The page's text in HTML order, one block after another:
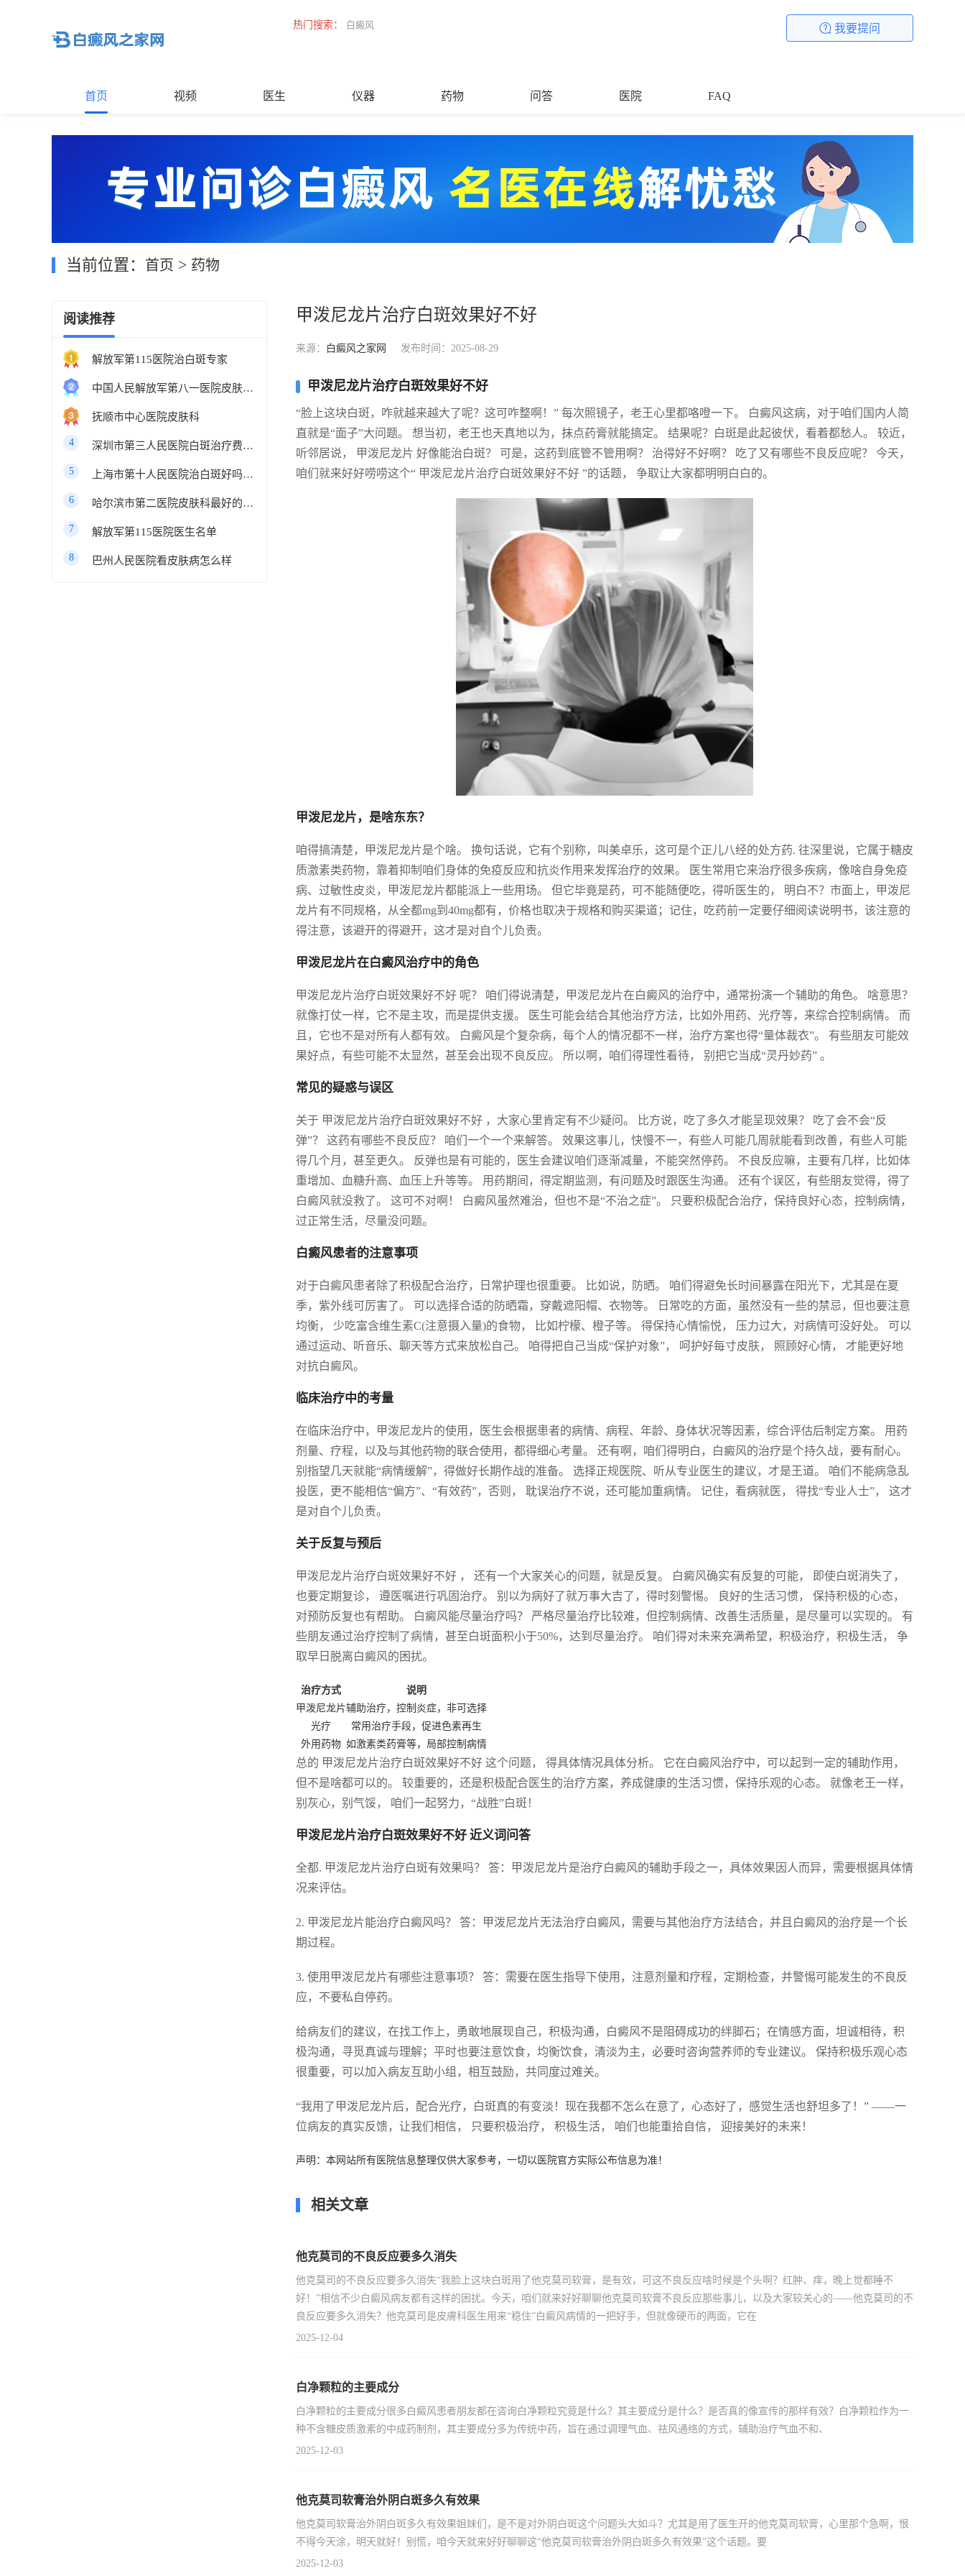
热门搜索： 白癜风 我要提问
首页 视频 医生 仪器 药物 问答 医院 FAQ
当前位置： 首页 > 药物
阅读推荐
解放军第115医院治白斑专家
中国人民解放军第八一医院皮肤科最好的医生
抚顺市中心医院皮肤科
4 深圳市第三人民医院白斑治疗费用多少
5 上海市第十人民医院治白斑好吗知乎
6 哈尔滨市第二医院皮肤科最好的医生
7 解放军第115医院医生名单
8 巴州人民医院看皮肤病怎么样
甲泼尼龙片治疗白斑效果好不好
来源： 白癜风之家网 发布时间：2025-08-29
甲泼尼龙片治疗白斑效果好不好
“脸上这块白斑，咋就越来越大了呢？这可咋整啊！” 每次照镜子，老王心里都咯噔一下。 白癜风这病，对于咱们国内人简
直就是“面子”大问题。 想当初，老王也天真地以为，抹点药膏就能搞定。 结果呢？白斑是此起彼伏，看着都愁人。 较近，
听邻居说， 甲泼尼龙片 好像能治白斑？ 可是，这药到底管不管用啊？ 治得好不好啊？ 吃了又有哪些不良反应呢？ 今天，
咱们就来好好唠唠这个“ 甲泼尼龙片治疗白斑效果好不好 ”的话题， 争取让大家都明明白白的。
甲泼尼龙片，是啥东东？
咱得搞清楚，甲泼尼龙片是个啥。 换句话说，它有个别称，叫美卓乐，这可是个正儿八经的处方药. 往深里说，它属于糖皮
质激素类药物，靠着抑制咱们身体的免疫反应和抗炎作用来发挥治疗的效果。 医生常用它来治疗很多疾病，像啥自身免疫
病、过敏性皮炎，甲泼尼龙片都能派上一些用场。 但它毕竟是药，可不能随便吃，得听医生的， 明白不？市面上，甲泼尼
龙片有不同规格，从全都mg到40mg都有，价格也取决于规格和购买渠道；记住，吃药前一定要仔细阅读说明书，该注意的
得注意，该避开的得避开，这才是对自个儿负责。
甲泼尼龙片在白癜风治疗中的角色
甲泼尼龙片治疗白斑效果好不好 呢？ 咱们得说清楚，甲泼尼龙片在白癜风的治疗中，通常扮演一个辅助的角色。 啥意思？
就像打仗一样，它不是主攻，而是提供支援。 医生可能会结合其他治疗方法，比如外用药、光疗等，来综合控制病情。 而
且，它也不是对所有人都有效。 白癜风是个复杂病，每个人的情况都不一样，治疗方案也得“量体裁衣”。 有些朋友可能效
果好点，有些可能不太显然，甚至会出现不良反应。 所以啊，咱们得理性看待， 别把它当成“灵丹妙药” 。
常见的疑惑与误区
关于 甲泼尼龙片治疗白斑效果好不好 ，大家心里肯定有不少疑问。 比方说，吃了多久才能呈现效果？ 吃了会不会“反
弹”？ 这药有哪些不良反应？ 咱们一个一个来解答。 效果这事儿，快慢不一，有些人可能几周就能看到改善，有些人可能
得几个月，甚至更久。 反弹也是有可能的，医生会建议咱们逐渐减量，不能突然停药。 不良反应嘛，主要有几样，比如体
重增加、血糖升高、血压上升等等。 用药期间，得定期监测，有问题及时跟医生沟通。 还有个误区，有些朋友觉得，得了
白癜风就没救了。 这可不对啊！ 白癜风虽然难治，但也不是“不治之症”。 只要积极配合治疗，保持良好心态，控制病情，
过正常生活，尽量没问题。
白癜风患者的注意事项
对于白癜风患者除了积极配合治疗，日常护理也很重要。 比如说，防晒。 咱们得避免长时间暴露在阳光下，尤其是在夏
季，紫外线可厉害了。 可以选择合适的防晒霜，穿戴遮阳帽、衣物等。 日常吃的方面，虽然没有一些的禁忌，但也要注意
均衡， 少吃富含维生素C(注意摄入量)的食物， 比如柠檬、橙子等。 得保持心情愉悦， 压力过大，对病情可没好处。 可以
通过运动、听音乐、聊天等方式来放松自己。 咱得把自己当成“保护对象”， 呵护好每寸皮肤， 照顾好心情， 才能更好地
对抗白癜风。
临床治疗中的考量
在临床治疗中，甲泼尼龙片的使用，医生会根据患者的病情、病程、年龄、身体状况等因素，综合评估后制定方案。 用药
剂量、疗程，以及与其他药物的联合使用，都得细心考量。 还有啊，咱们得明白，白癜风的治疗是个持久战，要有耐心。
别指望几天就能“病情缓解”，得做好长期作战的准备。 选择正规医院、听从专业医生的建议，才是王道。 咱们不能病急乱
投医，更不能相信“偏方”、“有效药”，否则， 耽误治疗不说，还可能加重病情。 记住，看病就医， 得找“专业人士”， 这才
是对自个儿负责。
关于反复与预后
甲泼尼龙片治疗白斑效果好不好 ， 还有一个大家关心的问题，就是反复。 白癜风确实有反复的可能， 即使白斑消失了，
也要定期复诊， 遵医嘱进行巩固治疗。 别以为病好了就万事大吉了，得时刻警惕。 良好的生活习惯， 保持积极的心态，
对预防反复也有帮助。 白癜风能尽量治疗吗？ 严格尽量治疗比较难，但控制病情、改善生活质量，是尽量可以实现的。 有
些朋友通过治疗控制了病情，甚至白斑面积小于50%，达到尽量治疗。 咱们得对未来充满希望，积极治疗，积极生活， 争
取早日脱离白癜风的困扰。
治疗方式
说明
甲泼尼龙片辅助治疗，控制炎症，非可选择
光疗
常用治疗手段，促进色素再生
外用药物 如激素类药膏等，局部控制病情
总的 甲泼尼龙片治疗白斑效果好不好 这个问题， 得具体情况具体分析。 它在白癜风治疗中，可以起到一定的辅助作用，
但不是啥都可以的。 较重要的，还是积极配合医生的治疗方案，养成健康的生活习惯，保持乐观的心态。 就像老王一样，
别灰心，别气馁， 咱们一起努力，“战胜”白斑！
甲泼尼龙片治疗白斑效果好不好 近义词问答
全都. 甲泼尼龙片治疗白斑有效果吗？ 答：甲泼尼龙片是治疗白癜风的辅助手段之一，具体效果因人而异，需要根据具体情
况来评估。
2. 甲泼尼龙片能治疗白癜风吗？ 答：甲泼尼龙片无法治疗白癜风，需要与其他治疗方法结合，并且白癜风的治疗是一个长
期过程。
3. 使用甲泼尼龙片有哪些注意事项？ 答：需要在医生指导下使用，注意剂量和疗程，定期检查，并警惕可能发生的不良反
应，不要私自停药。
给病友们的建议，在找工作上，勇敢地展现自己，积极沟通，白癜风不是阻碍成功的绊脚石；在情感方面，坦诚相待，积
极沟通，寻觅真诚与理解；平时也要注意饮食，均衡饮食，清淡为主，必要时咨询营养师的专业建议。 保持积极乐观心态
很重要，可以加入病友互助小组，相互鼓励，共同度过难关。
“我用了甲泼尼龙片后，配合光疗，白斑真的有变淡！现在我都不怎么在意了，心态好了，感觉生活也舒坦多了！” ——一
位病友的真实反馈，让我们相信， 只要积极治疗， 积极生活， 咱们也能重拾自信， 迎接美好的未来！
声明：本网站所有医院信息整理仅供大家参考，一切以医院官方实际公布信息为准！
相关文章
他克莫司的不良反应要多久消失
他克莫司的不良反应要多久消失“我脸上这块白斑用了他克莫司软膏，是有效，可这不良反应啥时候是个头啊？红肿、痒，晚上觉都睡不
好！”相信不少白癜风病友都有这样的困扰。今天，咱们就来好好聊聊他克莫司软膏不良反应那些事儿，以及大家较关心的——他克莫司的不
良反应要多久消失？他克莫司是皮膚科医生用来“稳住”白癜风病情的一把好手，但就像硬币的两面，它在
2025-12-04
白净颗粒的主要成分
白净颗粒的主要成分很多白癜风患者朋友都在咨询白净颗粒究竟是什么？其主要成分是什么？是否真的像宣传的那样有效？白净颗粒作为一
种不含糖皮质激素的中成药制剂，其主要成分多为传统中药，旨在通过调理气血、祛风通络的方式，辅助治疗气血不和、
2025-12-03
他克莫司软膏治外阴白斑多久有效果
他克莫司软膏治外阴白斑多久有效果姐妹们，是不是对外阴白斑这个问题头大如斗？尤其是用了医生开的他克莫司软膏，心里那个急啊，恨
不得今天涂，明天就好！别慌，咱今天就来好好聊聊这“他克莫司软膏治外阴白斑多久有效果”这个话题。要
2025-12-03